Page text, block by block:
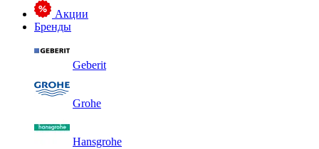
Акции
Бренды
Geberit
Grohe
Hansgrohe